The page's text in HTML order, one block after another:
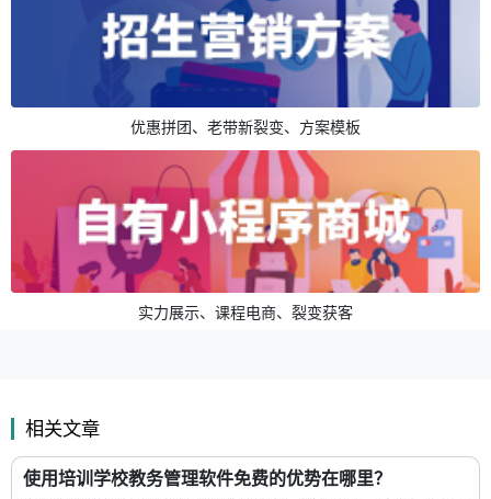
优惠拼团、老带新裂变、方案模板
实力展示、课程电商、裂变获客
相关文章
使用培训学校教务管理软件免费的优势在哪里？